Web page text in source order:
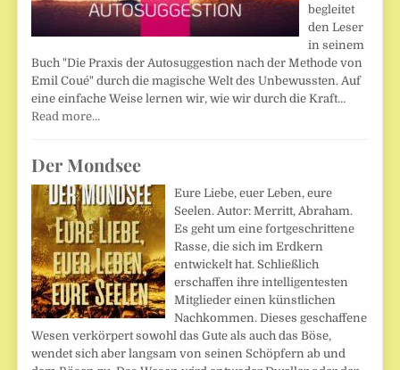
begleitet
den Leser
in seinem
Buch "Die Praxis der Autosuggestion nach der Methode von
Emil Coué" durch die magische Welt des Unbewussten. Auf
eine einfache Weise lernen wir, wie wir durch die Kraft…
Read more…
Der Mondsee
Eure Liebe, euer Leben, eure
Seelen. Autor: Merritt, Abraham.
Es geht um eine fortgeschrittene
Rasse, die sich im Erdkern
entwickelt hat. Schließlich
erschaffen ihre intelligentesten
Mitglieder einen künstlichen
Nachkommen. Dieses geschaffene
Wesen verkörpert sowohl das Gute als auch das Böse,
wendet sich aber langsam von seinen Schöpfern ab und